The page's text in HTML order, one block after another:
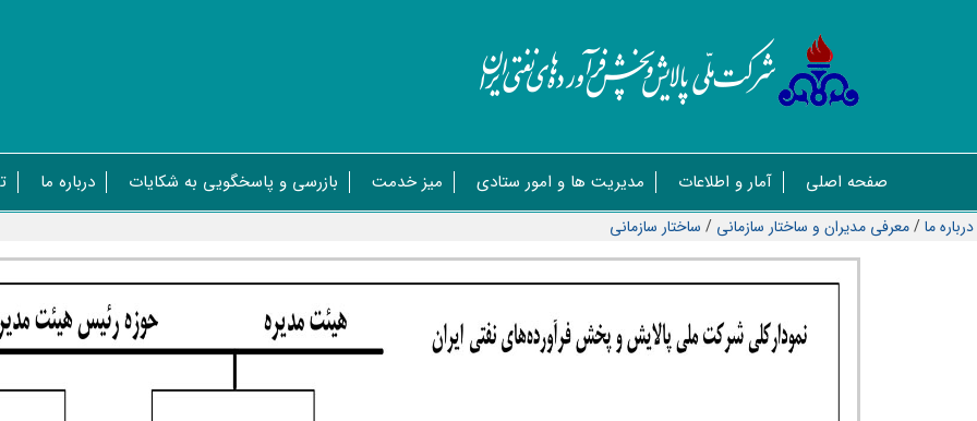
صفحه اصلی آمار و اطلاعات مدیریت ها و امور ستادی میز خدمت بازرسی و پاسخگویی به شکایات درباره ما
درباره ما/معرفی مدیران و ساختار سازمانی / ساختار سازمانی